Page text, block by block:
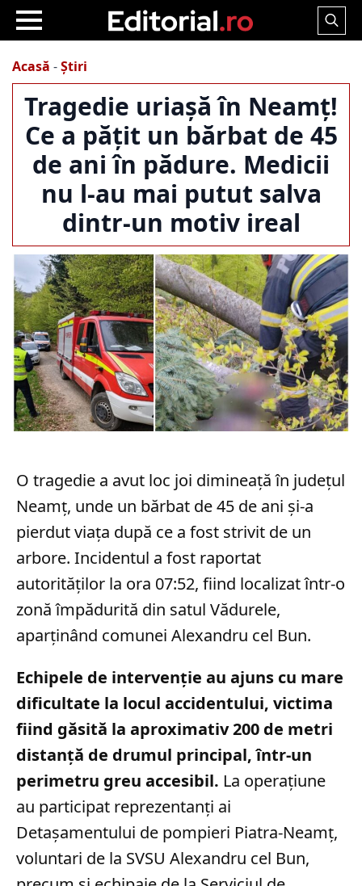
Search
Acasă -Știri
Tragedie uriașă în Neamț!
Ce a pățit un bărbat de 45
de ani în pădure. Medicii
nu l-au mai putut salva
dintr-un motiv ireal
O tragedie a avut loc joi dimineață în județul
Neamț, unde un bărbat de 45 de ani și-a
pierdut viața după ce a fost strivit de un
arbore. Incidentul a fost raportat
autorităților la ora 07:52, fiind localizat într-o
zonă împădurită din satul Vădurele,
aparținând comunei Alexandru cel Bun.
Echipele de intervenție au ajuns cu mare
dificultate la locul accidentului, victima
fiind găsită la aproximativ 200 de metri
distanță de drumul principal, într-un
perimetru greu accesibil. La operațiune
au participat reprezentanți ai
Detașamentului de pompieri Piatra-Neamț,
voluntari de la SVSU Alexandru cel Bun,